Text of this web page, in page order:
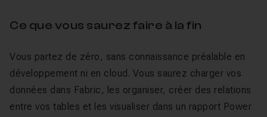
Ce que vous saurez faire à la fin
Vous partez de zéro, sans connaissance préalable en
développement ni en cloud. Vous saurez charger vos
données dans Fabric, les organiser, créer des relations
entre vos tables et les visualiser dans un rapport Power